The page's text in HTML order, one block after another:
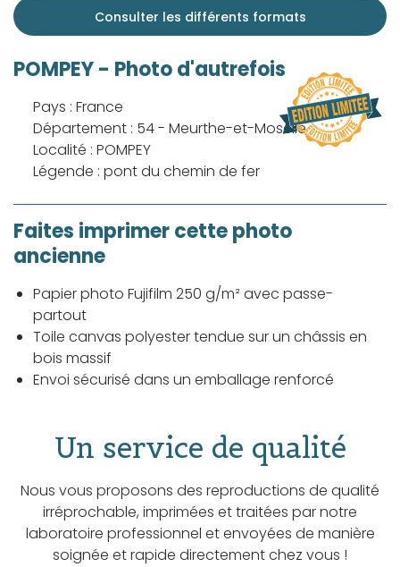
Consulter les différents formats
POMPEY - Photo d'autrefois
Pays : France
Département : 54 - Meurthe-et-Moselle
Localité : POMPEY
Légende : pont du chemin de fer
Faites imprimer cette photo
ancienne
Papier photo Fujifilm 250 g/m² avec passe-
partout
Toile canvas polyester tendue sur un châssis en
bois massif
Envoi sécurisé dans un emballage renforcé
Un service de qualité
Nous vous proposons des reproductions de qualité
irréprochable, imprimées et traitées par notre
laboratoire professionnel et envoyées de manière
soignée et rapide directement chez vous !